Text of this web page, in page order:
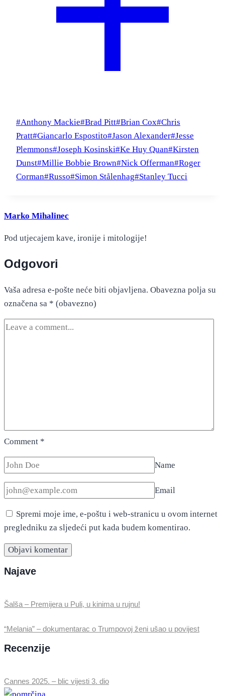
Post
Tags:
#Anthony Mackie#Brad Pitt#Brian Cox#Chris
Pratt#Giancarlo Espostito#Jason Alexander#Jesse
Plemmons#Joseph Kosinski#Ke Huy Quan#Kirsten
Dunst#Millie Bobbie Brown#Nick Offerman#Roger
Corman#Russo#Simon Stålenhag#Stanley Tucci
Marko Mihalinec
Pod utjecajem kave, ironije i mitologije!
Odgovori
Vaša adresa e-pošte neće biti objavljena. Obavezna polja su
označena sa * (obavezno)
Comment *
Name
Email
Spremi moje ime, e-poštu i web-stranicu u ovom internet
pregledniku za sljedeći put kada budem komentirao.
Najave
Šalša – Premijera u Puli, u kinima u rujnu!
“Melania” – dokumentarac o Trumpovoj ženi ušao u povijest
Recenzije
Cannes 2025. – blic vijesti 3. dio